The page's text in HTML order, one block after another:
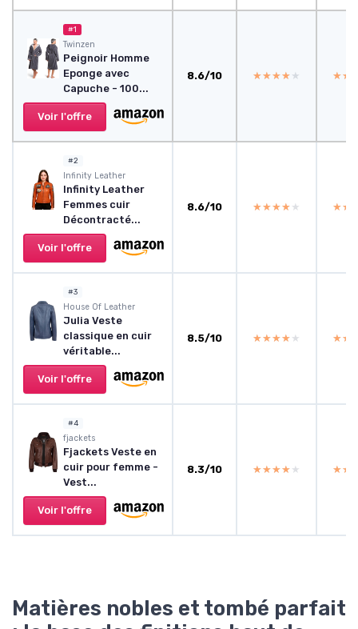
#1
Twinzen
Peignoir Homme
Eponge avec
Capuche - 100...
Voir l'offre
8.6/10 ★★★★★
★★★★★
#2
Infinity Leather
Infinity Leather
Femmes cuir
Décontracté...
Voir l'offre
8.6/10 ★★★★★
★★★★★
#3
House Of Leather
Julia Veste
classique en cuir
véritable...
Voir l'offre
8.5/10 ★★★★★
★★★★★
#4
fjackets
Fjackets Veste en
cuir pour femme -
Vest...
Voir l'offre
8.3/10 ★★★★★
★★★★★
Matières nobles et tombé parfait